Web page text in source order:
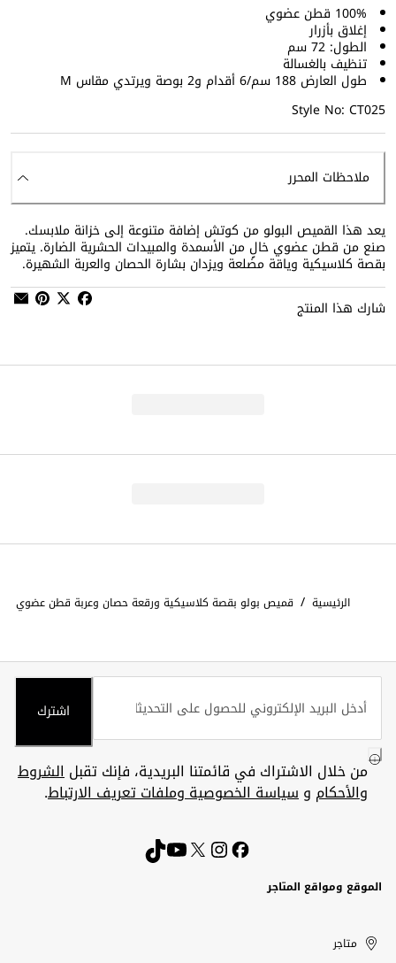
100% قطن عضوي
إغلاق بأزرار
الطول: 72 سم
تنظيف بالغسالة
طول العارض 188 سم/6 أقدام و2 بوصة ويرتدي مقاس M
Style No: CT025
ملاحظات المحرر
يعد هذا القميص البولو من كوتش إضافة متنوعة إلى خزانة ملابسك.
صنع من قطن عضوي خالٍ من الأسمدة والمبيدات الحشرية الضارة. يتميز
بقصة كلاسيكية وياقة مضلعة ويزدان بشارة الحصان والعربة الشهيرة.
شارك هذا المنتج
الرئيسية / قميص بولو بقصة كلاسيكية ورقعة حصان وعربة قطن عضوي
اشترك
من خلال الاشتراك في قائمتنا البريدية، فإنك تقبلالشروط
والأحكام وسياسة الخصوصية وملفات تعريف الارتباط.
الموقع ومواقع المتاجر
United
Arab
Kuwait
الإمارات
العربية
الكويت
متاجر